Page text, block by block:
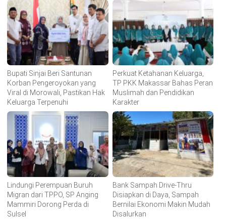
Bupati Sinjai Beri Santunan
Korban Pengeroyokan yang
Viral di Morowali, Pastikan Hak
Keluarga Terpenuhi
Perkuat Ketahanan Keluarga,
TP PKK Makassar Bahas Peran
Muslimah dan Pendidikan
Karakter
Lindungi Perempuan Buruh
Migran dari TPPO, SP Anging
Mammiri Dorong Perda di
Sulsel
Bank Sampah Drive-Thru
Disiapkan di Daya, Sampah
Bernilai Ekonomi Makin Mudah
Disalurkan